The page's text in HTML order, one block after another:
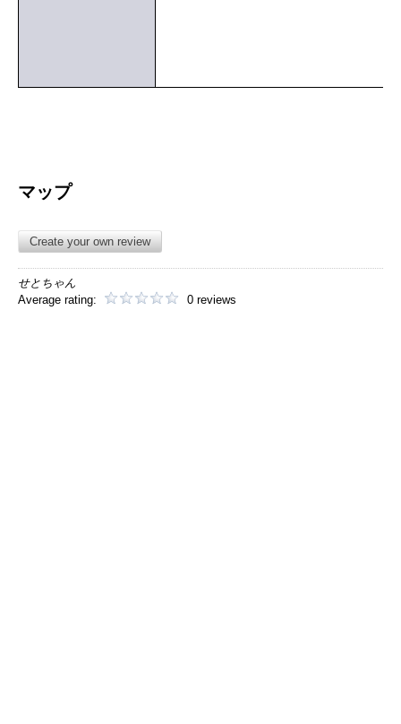
マップ
Create your own review
せとちゃん
Average rating:
0 reviews